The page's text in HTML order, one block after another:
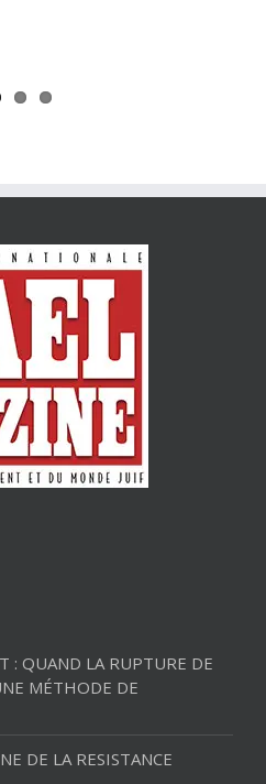
: QUAND LA RUPTURE DE
MÉTHODE DE
DE LA RESISTANCE